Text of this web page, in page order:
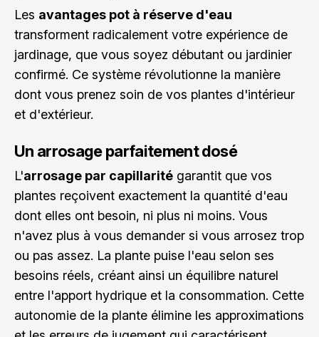
Les avantages pot à réserve d'eau
transforment radicalement votre expérience de
jardinage, que vous soyez débutant ou jardinier
confirmé. Ce système révolutionne la manière
dont vous prenez soin de vos plantes d'intérieur
et d'extérieur.
Un arrosage parfaitement dosé
L'arrosage par capillarité garantit que vos
plantes reçoivent exactement la quantité d'eau
dont elles ont besoin, ni plus ni moins. Vous
n'avez plus à vous demander si vous arrosez trop
ou pas assez. La plante puise l'eau selon ses
besoins réels, créant ainsi un équilibre naturel
entre l'apport hydrique et la consommation. Cette
autonomie de la plante élimine les approximations